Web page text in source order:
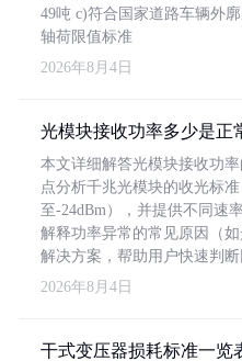
49吨 c)符合国家道路车辆外廓
轴荷限值标准
2026年8月4日
光模块接收功率多少是正
本文详细解答光模块接收功
点分析千兆光模块的收光标
至-24dBm），并提供不同速
解释功率异常的常见原因（
解决方案，帮助用户快速判断
2026年8月4日
干式变压器损耗标准一览